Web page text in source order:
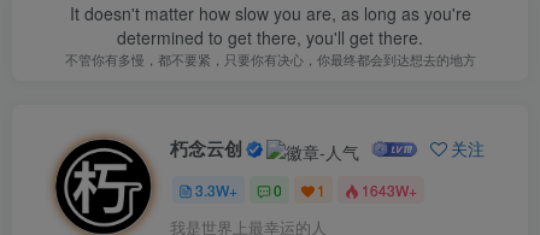
It doesn't matter how slow you are, as long as you're
determined to get there, you'll get there.
不管你有多慢，都不要紧，只要你有决心，你最终都会到达想去的地方
朽念云创 关注
3.3W+ 0 1 1643W+
我是世界上最幸运的人